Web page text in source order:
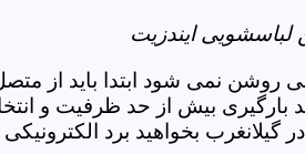
ایندزیت
روشن نمی شود ابتدا باید از
بارگیری بیش از حد ظرفیت و
گیلانغرب بخواهید برد